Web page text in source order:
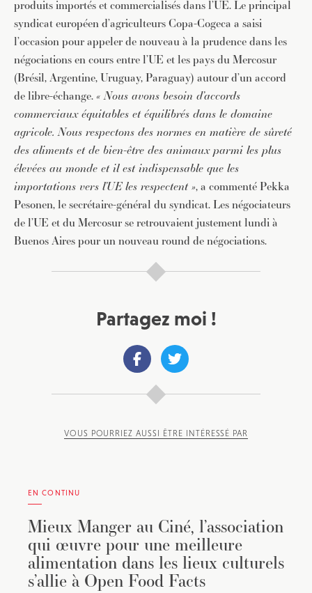
produits importés et commercialisés dans l’UE. Le principal
syndicat européen d’agriculteurs Copa-Cogeca a saisi
l’occasion pour appeler de nouveau à la prudence dans les
négociations en cours entre l’UE et les pays du Mercosur
(Brésil, Argentine, Uruguay, Paraguay) autour d’un accord
de libre-échange. « Nous avons besoin d’accords
commerciaux équitables et équilibrés dans le domaine
agricole. Nous respectons des normes en matière de sûreté
des aliments et de bien-être des animaux parmi les plus
élevées au monde et il est indispensable que les
importations vers l’UE les respectent », a commenté Pekka
Pesonen, le secrétaire-général du syndicat. Les négociateurs
de l’UE et du Mercosur se retrouvaient justement lundi à
Buenos Aires pour un nouveau round de négociations.
Partagez moi !
VOUS POURRIEZ AUSSI ÊTRE INTÉRESSÉ PAR
EN CONTINU
Mieux Manger au Ciné, l’association
qui œuvre pour une meilleure
alimentation dans les lieux culturels
s’allie à Open Food Facts